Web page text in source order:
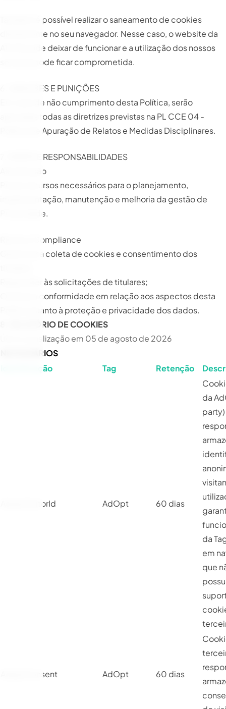
Também é possível realizar o saneamento de cookies
diretamente no seu navegador. Nesse caso, o website da
ATLAS pode deixar de funcionar e a utilização dos nossos
serviços pode ficar comprometida.
6. SANÇÕES E PUNIÇÕES
Em caso de não cumprimento desta Política, serão
aplicadas todas as diretrizes previstas na PL CCE 04 -
Política de Apuração de Relatos e Medidas Disciplinares.
7. PAPÉIS E RESPONSABILIDADES
Alta Direção
Prover recursos necessários para o planejamento,
implementação, manutenção e melhoria da gestão de
Privacidade.
Riscos e Compliance
Gerenciar a coleta de cookies e consentimento dos
Responder às solicitações de titulares;
Orientar a conformidade em relação aos aspectos desta
Política quanto à proteção e privacidade dos dados.
8. RELATÓRIO DE COOKIES
Última atualização em 05 de agosto de 2026
NECESSÁRIOS
Identificação
Tag Retenção
AdoptVisitorId AdOpt 60 dias
da
party)
da
em
que
AdoptConsent AdOpt 60 dias